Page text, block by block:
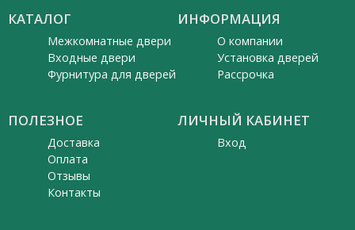
КАТАЛОГ
Межкомнатные двери
Входные двери
Фурнитура для дверей
ПОЛЕЗНОЕ
Доставка
Оплата
Отзывы
Контакты
ИНФОРМАЦИЯ
О компании
Установка дверей
Рассрочка
ЛИЧНЫЙ КАБИНЕТ
Вход